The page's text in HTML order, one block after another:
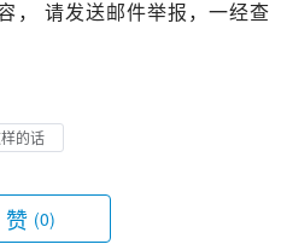
， 请发送邮件举报，一经查
的话
赞 (0)